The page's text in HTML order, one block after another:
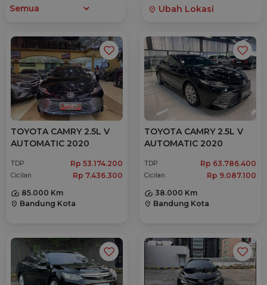
location_on Ubah Lokasi
TOYOTA CAMRY 2.5L V
AUTOMATIC 2020
TDP Rp 53.174.200
Cicilan
Rp 7.436.300
85.000 Km
location_on Bandung Kota
TOYOTA CAMRY 2.5L V
AUTOMATIC 2020
TDP Rp 63.786.400
Cicilan
Rp 9.087.100
38.000 Km
location_on Bandung Kota